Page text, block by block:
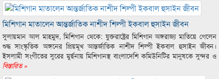
মিশিগান মাতালেন আন্তর্জাতিক নাশীদ শিল্পী ইকবাল হুসাইন জীবন
সুলায়মান আল মাহমুদ, মিশিগান থেকে: যুক্তরাষ্ট্রের মিশিগান অঙ্গরাজ্য মাতিয়ে গেলেন
শুদ্ধ সাংস্কৃতিক অঙ্গনের প্রিয়মূখ আন্তর্জাতিক নাশীদ শিল্পী ইকবাল হুসাইন জীবন।
ইসলামী সংগীতের সুরের মুর্ছনায় মিশিগানস্থ বাংলাদেশি কমিউনিটির মানুষকে সুন্দর ও
বিস্তারিত »